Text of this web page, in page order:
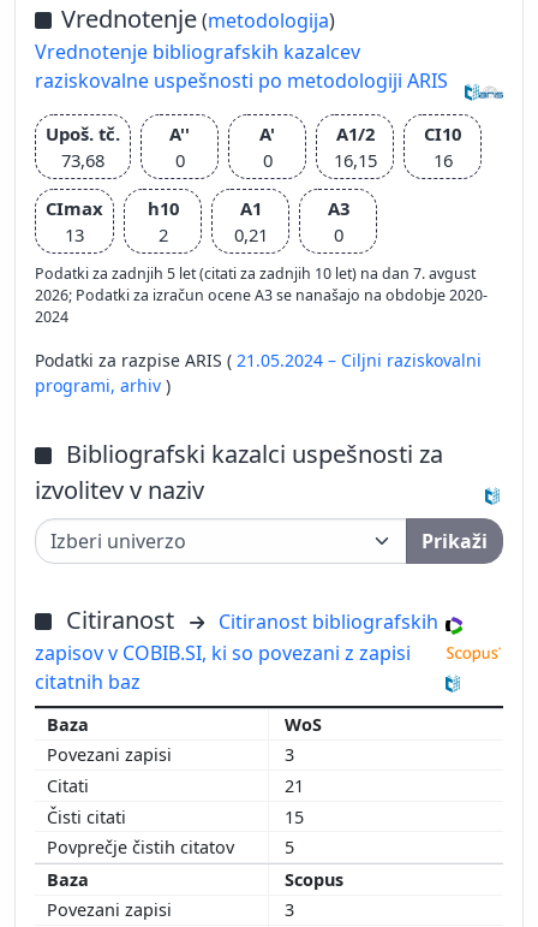
Vrednotenje(metodologija)
Vrednotenje bibliografskih kazalcev
raziskovalne uspešnosti po metodologiji ARIS
Upoš. tč.
73,68
A''
0
A'
0
A1/2
16,15
CI10
16
CImax
13
h10
2
A1
0,21
A3
0
Podatki za zadnjih 5 let (citati za zadnjih 10 let) na dan 7. avgust
2026; Podatki za izračun ocene A3 se nanašajo na obdobje 2020-
2024
Podatki za razpise ARIS ( 21.05.2024 – Ciljni raziskovalni
programi, arhiv )
Bibliografski kazalci uspešnosti za
izvolitev v naziv
Prikaži
Citiranost
Citiranost bibliografskih
zapisov v COBIB.SI, ki so povezani z zapisi
citatnih baz
WoS
3
21
15
5
Scopus
3